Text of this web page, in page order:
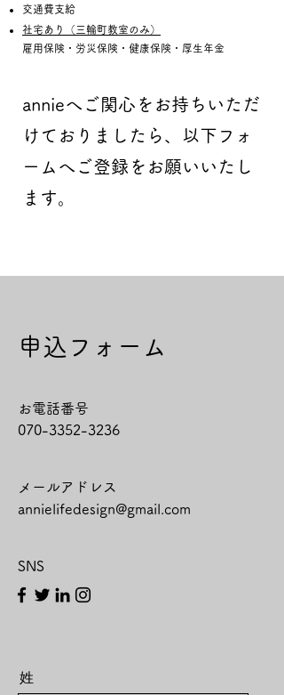
交通費支給
社宅あり（三輪町教室のみ）
雇用保険・労災保険・健康保険・厚生年金
annieへご関心をお持ちいただ
けておりましたら、以下フォ
ームへご登録をお願いいたし
ます。
​申込フォーム
お電話番号
​070-3352-3236
メールアドレス
annielifedesign@gmail.com
SNS
姓